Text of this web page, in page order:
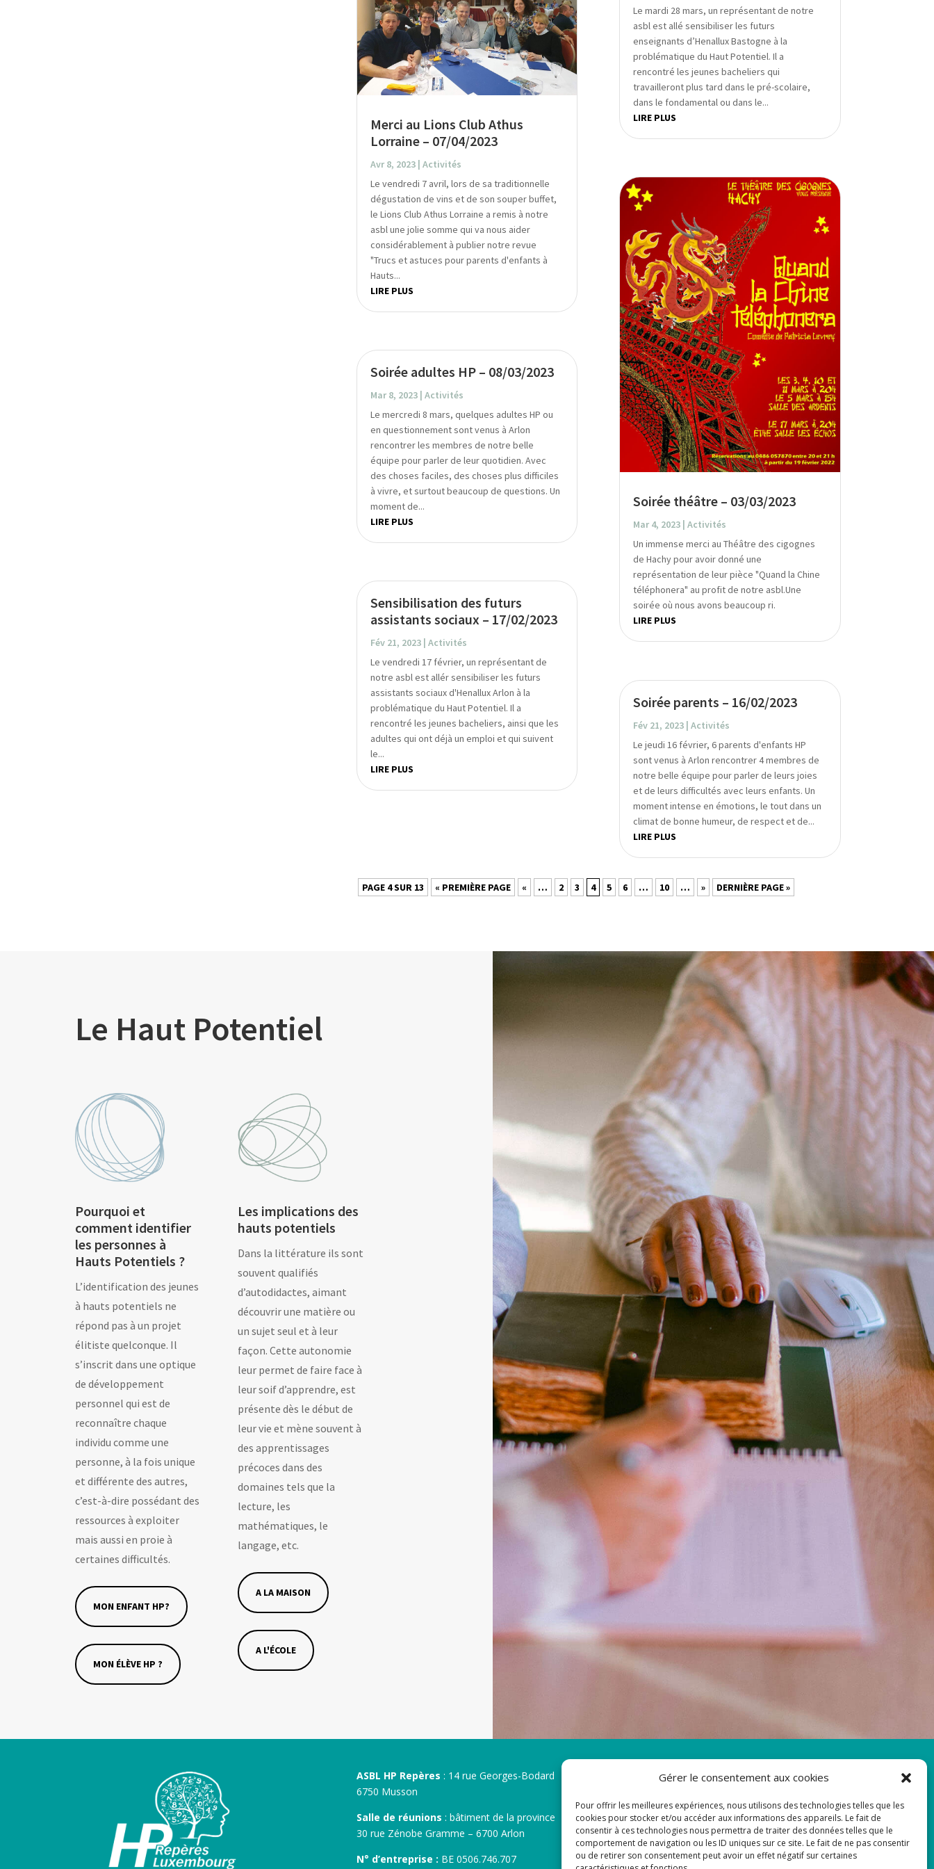
Gérer le consentement aux cookies
Pour offrir les meilleures expériences, nous utilisons des technologies telles que les
cookies pour stocker et/ou accéder aux informations des appareils. Le fait de
consentir à ces technologies nous permettra de traiter des données telles que le
comportement de navigation ou les ID uniques sur ce site. Le fait de ne pas consentir
ou de retirer son consentement peut avoir un effet négatif sur certaines
Merci au Lions Club Athus
Lorraine – 07/04/2023
Avr 8, 2023| Activités
Le vendredi 7 avril, lors de sa traditionnelle
dégustation de vins et de son souper buffet,
le Lions Club Athus Lorraine a remis à notre
asbl une jolie somme qui va nous aider
considérablement à publier notre revue
"Trucs et astuces pour parents d'enfants à
Hauts...
LIRE PLUS
Soirée adultes HP – 08/03/2023
Mar 8, 2023| Activités
Le mercredi 8 mars, quelques adultes HP ou
en questionnement sont venus à Arlon
rencontrer les membres de notre belle
équipe pour parler de leur quotidien. Avec
des choses faciles, des choses plus difficiles
à vivre, et surtout beaucoup de questions. Un
moment de...
LIRE PLUS
Sensibilisation des futurs
assistants sociaux – 17/02/2023
Fév 21, 2023| Activités
Le vendredi 17 février, un représentant de
notre asbl est allér sensibiliser les futurs
assistants sociaux d'Henallux Arlon à la
problématique du Haut Potentiel. Il a
rencontré les jeunes bacheliers, ainsi que les
adultes qui ont déjà un emploi et qui suivent
le...
LIRE PLUS
Le mardi 28 mars, un représentant de notre
asbl est allé sensibiliser les futurs
enseignants d’Henallux Bastogne à la
problématique du Haut Potentiel. Il a
rencontré les jeunes bacheliers qui
travailleront plus tard dans le pré-scolaire,
dans le fondamental ou dans le...
LIRE PLUS
Soirée théâtre – 03/03/2023
Mar 4, 2023| Activités
Un immense merci au Théâtre des cigognes
de Hachy pour avoir donné une
représentation de leur pièce "Quand la Chine
téléphonera" au profit de notre asbl.Une
soirée où nous avons beaucoup ri.
LIRE PLUS
Soirée parents – 16/02/2023
Fév 21, 2023| Activités
Le jeudi 16 février, 6 parents d'enfants HP
sont venus à Arlon rencontrer 4 membres de
notre belle équipe pour parler de leurs joies
et de leurs difficultés avec leurs enfants. Un
moment intense en émotions, le tout dans un
climat de bonne humeur, de respect et de...
LIRE PLUS
PAGE 4 SUR 13 « PREMIÈRE PAGE « … 2 3 4 5 6 … 10 … » DERNIÈRE PAGE »
Le Haut Potentiel
Pourquoi et
comment identifier
les personnes à
Hauts Potentiels ?
L’identification des jeunes
à hauts potentiels ne
répond pas à un projet
élitiste quelconque. Il
s’inscrit dans une optique
de développement
personnel qui est de
reconnaître chaque
individu comme une
personne, à la fois unique
et différente des autres,
c’est-à-dire possédant des
ressources à exploiter
mais aussi en proie à
certaines difficultés.
MON ENFANT HP?
MON ÉLÈVE HP ?
Les implications des
hauts potentiels
Dans la littérature ils sont
souvent qualifiés
d’autodidactes, aimant
découvrir une matière ou
un sujet seul et à leur
façon. Cette autonomie
leur permet de faire face à
leur soif d’apprendre, est
présente dès le début de
leur vie et mène souvent à
des apprentissages
précoces dans des
domaines tels que la
lecture, les
mathématiques, le
langage, etc.
A LA MAISON
A L'ÉCOLE
ASBL HP Repères : 14 rue Georges-Bodard
6750 Musson
Salle de réunions : bâtiment de la province
30 rue Zénobe Gramme – 6700 Arlon
N° d’entreprise : BE 0506.746.707
Newsletter
Adresse de courrier électronique: